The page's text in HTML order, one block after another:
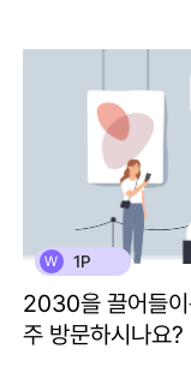
W 1P
2030을 끌어들이
주 방문하시나요?